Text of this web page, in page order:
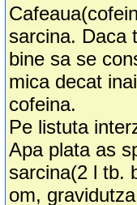
sarcina. Daca
bine sa se
mica decat
cofeina.
Pe listuta
Apa plata as
sarcina(2 l tb.
om,